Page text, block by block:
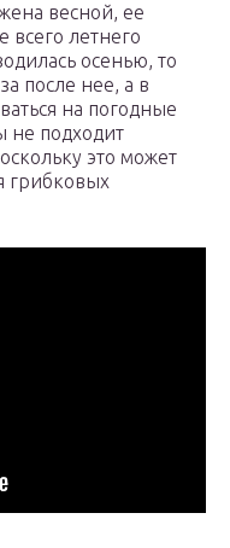
весной, ее
всего летнего
осенью, то
после нее, а в
на погодные
не подходит
это может
грибковых